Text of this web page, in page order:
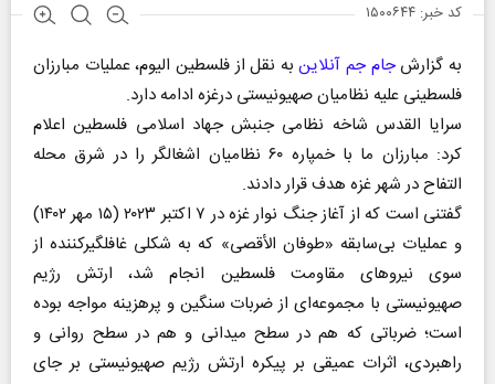
کد خبر: ۱۵۰۰۶۴۴
به گزارشجام جم آنلاینبه نقل از فلسطین الیوم، عملیات مبارزان
فلسطینی علیه نظامیان صهیونیستی درغزه ادامه دارد.
سرایا القدس شاخه نظامی جنبش جهاد اسلامی فلسطین اعلام
کرد: مبارزان ما با خمپاره ۶۰ نظامیان اشغالگر را در شرق محله
التفاح در شهر غزه هدف قرار دادند.
گفتنی است که از آغاز جنگ نوار غزه در ۷ اکتبر ۲۰۲۳ (۱۵ مهر ۱۴۰۲)
و عملیات بی‌سابقه «طوفان الأقصی» که به شکلی غافلگیرکننده از
سوی نیروهای مقاومت فلسطین انجام شد، ارتش رژیم
صهیونیستی با مجموعه‌ای از ضربات سنگین و پرهزینه مواجه بوده
است؛ ضرباتی که هم در سطح میدانی و هم در سطح روانی و
راهبردی، اثرات عمیقی بر پیکره ارتش رژیم صهیونیستی بر جای